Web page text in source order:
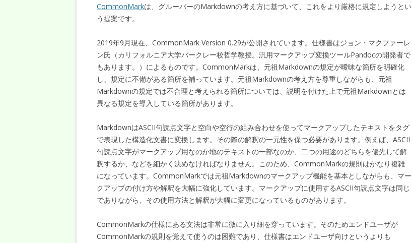
CommonMarkは、グルーバーのMarkdownの考え方に基づいて、これをより厳格に規定しようとい
う提案です。
2019年9月現在、 CommonMark Version 0.29が公開されています。仕様書はジョン・マクファーレ
ン氏（カリフォルニア大学バークレー校哲学教授。汎用マークアップ変換ツールPandocの開発者で
もあります。）によるものです。CommonMarkは、元祖Markdownの規定が曖昧な箇所を明確化
し、規定に不備がある箇所を補っています。元祖Markdownの考え方を尊重しながらも、元祖
Markdownの規定では不合理と考えられる箇所については、説明を付けた上で元祖Markdownとは
異なる規定を導入している箇所があります。
MarkdownはASCII句読点文字と空白や空行の組み合わせを使ってマークアップしたテキストをタグ
で表現した構造化文書に変換します。その際の解釈の一元性を保つ必要があります。例えば、ASCII
句読点文字がマークアップ用なのか地のテキストの一部なのか、二つの用途のどちらを優先して解
釈するか、などを細かく決めなければなりません。このため、CommonMarkの規則はかなり複雑
になっています。CommonMarkでは元祖Markdownのマークアップ機能を基本としながらも、マー
クアップの付け方や解釈を大幅に強化しています。マークアップに使用するASCII句読点文字は同じ
でありながら、その使用方法と解釈が大幅に変更になっているものがあります。
CommonMarkの仕様にある文法は非常に微に入り細を穿っています。そのためエンドユーザが
CommonMarkの規則を覚えて使うのは困難であり、仕様書はエンドユーザ向けというよりも